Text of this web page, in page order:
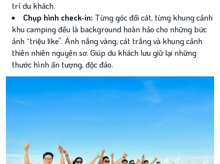
trí du khách.
Chụp hình check-in: Từng góc đồi cát, từng khung cảnh
khu camping đều là background hoàn hảo cho những bức
ảnh “triệu like”. Ánh nắng vàng, cát trắng và khung cảnh
thiên nhiên nguyên sơ. Giúp du khách lưu giữ lại những
thước hình ấn tượng, độc đáo.